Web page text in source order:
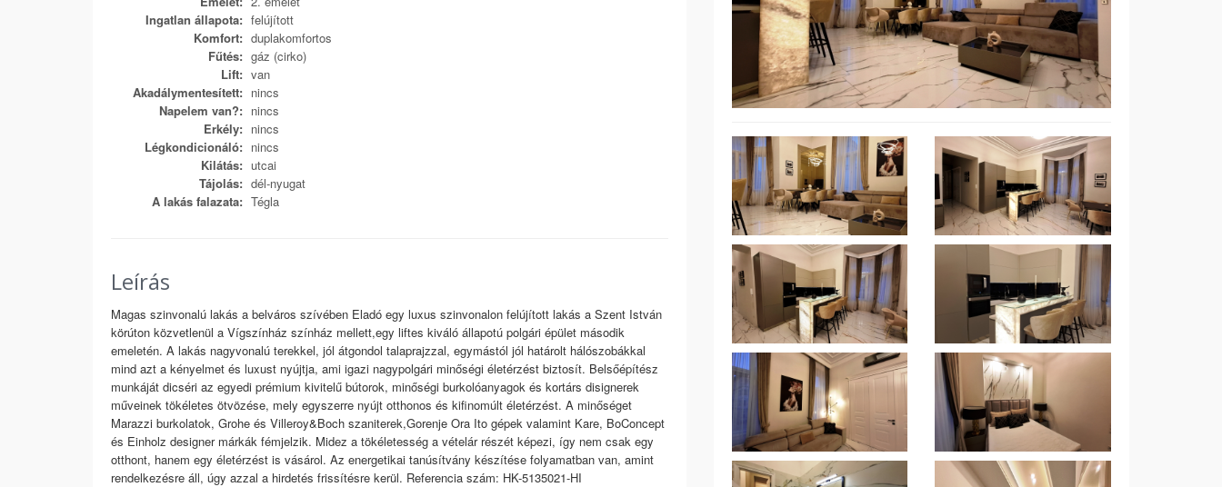
Ingatlan állapota: felújított
Komfort: duplakomfortos
Fűtés: gáz (cirko)
Lift: van
Akadálymentesített: nincs
Napelem van?: nincs
Erkély: nincs
Légkondicionáló: nincs
Kilátás: utcai
Tájolás: dél-nyugat
A lakás falazata: Tégla
Leírás
Magas szinvonalú lakás a belváros szívében Eladó egy luxus szinvonalon felújított lakás a Szent István
körúton közvetlenül a Vígszínház színház mellett,egy liftes kiváló állapotú polgári épület második
emeletén. A lakás nagyvonalú terekkel, jól átgondol talaprajzzal, egymástól jól határolt hálószobákkal
mind azt a kényelmet és luxust nyújtja, ami igazi nagypolgári minőségi életérzést biztosít. Belsőépítész
munkáját dicséri az egyedi prémium kivitelű bútorok, minőségi burkolóanyagok és kortárs disignerek
műveinek tökéletes ötvözése, mely egyszerre nyújt otthonos és kifinomúlt életérzést. A minőséget
Marazzi burkolatok, Grohe és Villeroy&Boch szaniterek,Gorenje Ora Ito gépek valamint Kare, BoConcept
és Einholz designer márkák fémjelzik. Midez a tökéletesség a vételár részét képezi, így nem csak egy
otthont, hanem egy életérzést is vásárol. Az energetikai tanúsítvány készítése folyamatban van, amint
rendelkezésre áll, úgy azzal a hirdetés frissítésre kerül. Referencia szám: HK-5135021-HI